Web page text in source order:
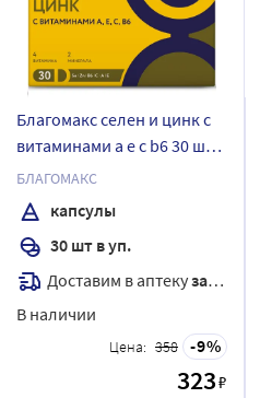
Благомакс селен и цинк с
витаминами а е с b6 30 шт.
капсулы массой 0,4 г
БЛАГОМАКС
капсулы
30 шт в уп.
Доставим в аптекузавтра
В наличии
Цена: 358 9
323₽